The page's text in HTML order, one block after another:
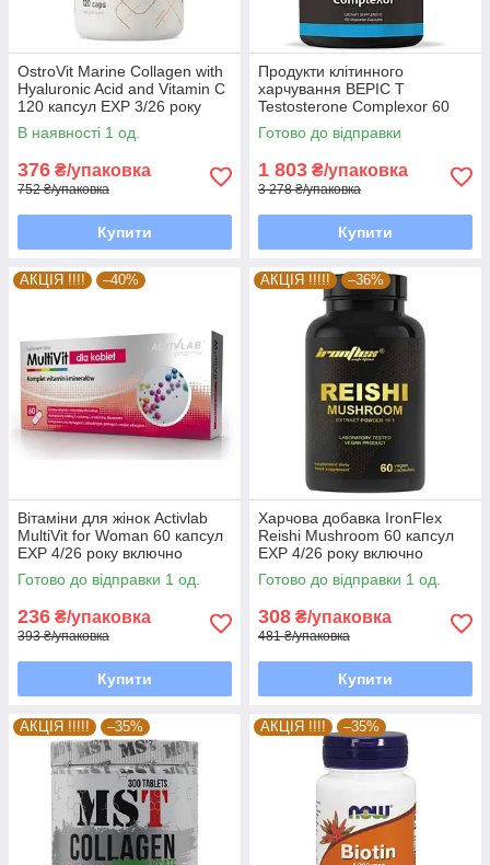
OstroVit Marine Collagen with
Hyaluronic Acid and Vitamin C
120 капсул EXP 3/26 року
включно
В наявності 1 од.
376 ₴/упаковка
752 ₴/упаковка
Купити
Продукти клітинного
харчування BEPIC T
Testosterone Complexor 60
капсул EXP 6/26 року
включно
Готово до відправки
1 803 ₴/упаковка
3 278 ₴/упаковка
Купити
АКЦІЯ !!!! –40%
Вітаміни для жінок Activlab
MultiVit for Woman 60 капсул
EXP 4/26 року включно
Готово до відправки 1 од.
236 ₴/упаковка
393 ₴/упаковка
Купити
АКЦІЯ !!!!! –36%
Харчова добавка IronFlex
Reishi Mushroom 60 капсул
EXP 4/26 року включно
Готово до відправки 1 од.
308 ₴/упаковка
481 ₴/упаковка
Купити
АКЦІЯ !!!!! –35% АКЦІЯ !!!! –35%